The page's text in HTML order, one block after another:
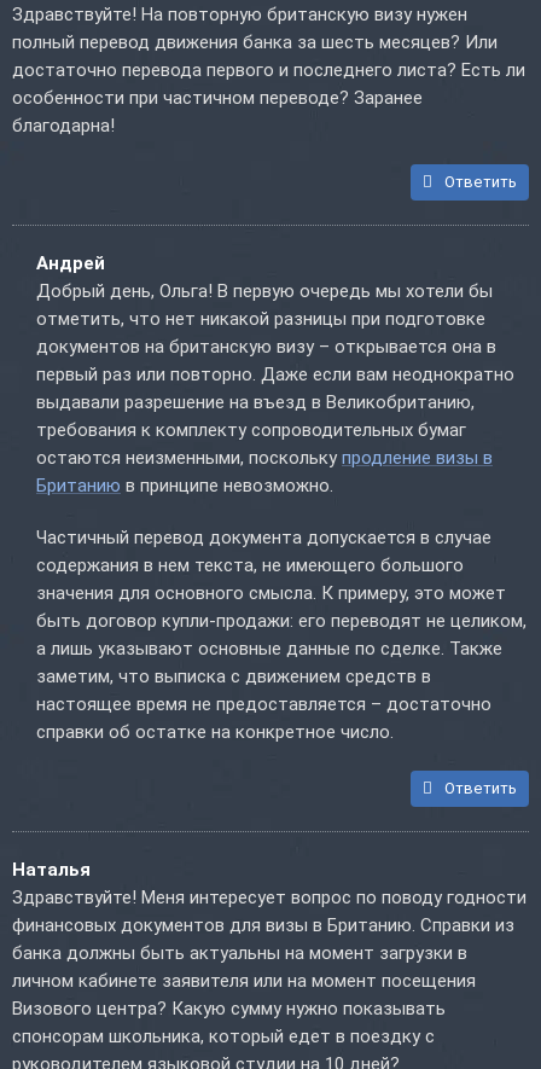
Здравствуйте! На повторную британскую визу нужен
полный перевод движения банка за шесть месяцев? Или
достаточно перевода первого и последнего листа? Есть ли
особенности при частичном переводе? Заранее
благодарна!
Ответить
Андрей
Добрый день, Ольга! В первую очередь мы хотели бы
отметить, что нет никакой разницы при подготовке
документов на британскую визу – открывается она в
первый раз или повторно. Даже если вам неоднократно
выдавали разрешение на въезд в Великобританию,
требования к комплекту сопроводительных бумаг
остаются неизменными, поскольку продление визы в
Британию в принципе невозможно.
Частичный перевод документа допускается в случае
содержания в нем текста, не имеющего большого
значения для основного смысла. К примеру, это может
быть договор купли-продажи: его переводят не целиком,
а лишь указывают основные данные по сделке. Также
заметим, что выписка с движением средств в
настоящее время не предоставляется – достаточно
справки об остатке на конкретное число.
Ответить
Наталья
Здравствуйте! Меня интересует вопрос по поводу годности
финансовых документов для визы в Британию. Справки из
банка должны быть актуальны на момент загрузки в
личном кабинете заявителя или на момент посещения
Визового центра? Какую сумму нужно показывать
спонсорам школьника, который едет в поездку с
руководителем языковой студии на 10 дней?